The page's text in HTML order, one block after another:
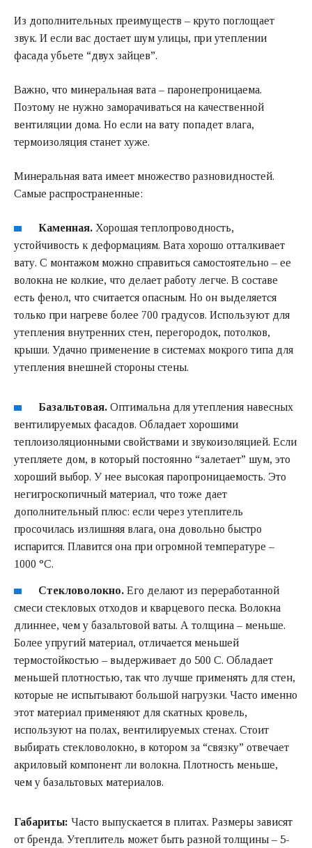
Из дополнительных преимуществ – круто поглощает
звук. И если вас достает шум улицы, при утеплении
фасада убьете “двух зайцев”.
Важно, что минеральная вата – паронепроницаема.
Поэтому не нужно заморачиваться на качественной
вентиляции дома. Но если на вату попадет влага,
термоизоляция станет хуже.
Минеральная вата имеет множество разновидностей.
Самые распространенные:
Каменная. Хорошая теплопроводность,
устойчивость к деформациям. Вата хорошо отталкивает
вату. С монтажом можно справиться самостоятельно – ее
волокна не колкие, что делает работу легче. В составе
есть фенол, что считается опасным. Но он выделяется
только при нагреве более 700 градусов. Используют для
утепления внутренних стен, перегородок, потолков,
крыши. Удачно применение в системах мокрого типа для
утепления внешней стороны стены.
Базальтовая. Оптимальна для утепления навесных
вентилируемых фасадов. Обладает хорошими
теплоизоляционными свойствами и звукоизоляцией. Если
утепляете дом, в который постоянно “залетает” шум, это
хороший выбор. У нее высокая паропроницаемость. Это
негигроскопичный материал, что тоже дает
дополнительный плюс: если через утеплитель
просочилась излишняя влага, она довольно быстро
испарится. Плавится она при огромной температуре –
1000 °C.
Стекловолокно.Его делают из переработанной
смеси стекловых отходов и кварцевого песка. Волокна
длиннее, чем у базальтовой ваты. А толщина – меньше.
Более упругий материал, отличается меньшей
термостойкостью – выдерживает до 500 C. Обладает
меньшей плотностью, так что лучше применять для стен,
которые не испытывают большой нагрузки. Часто именно
этот материал применяют для скатных кровель,
используют на полах, вентилируемых стенах. Стоит
выбирать стекловолокно, в котором за “связку” отвечает
акриловый компонент ли волокна. Плотность меньше,
чем у базальтовых материалов.
Габариты: Часто выпускается в плитах. Размеры зависят
от бренда. Утеплитель может быть разной толщины – 5-